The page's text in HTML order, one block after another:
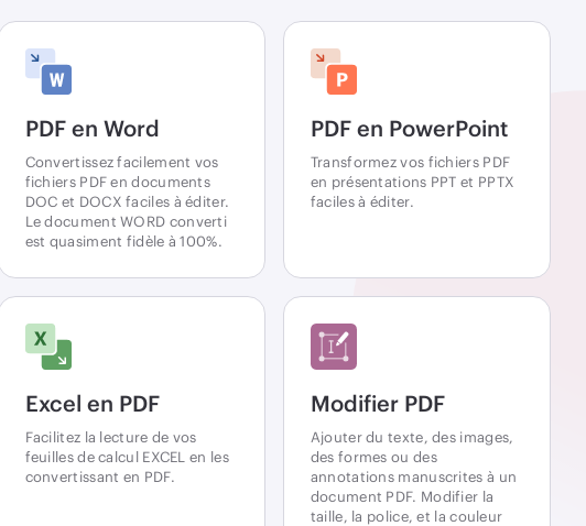
PDF en Word
Convertissez facilement vos
fichiers PDF en documents
DOC et DOCX faciles à éditer.
Le document WORD converti
est quasiment fidèle à 100%.
PDF en PowerPoint
Transformez vos fichiers PDF
en présentations PPT et PPTX
faciles à éditer.
Excel en PDF
Facilitez la lecture de vos
feuilles de calcul EXCEL en les
convertissant en PDF.
Modifier PDF
Ajouter du texte, des images,
des formes ou des
annotations manuscrites à un
document PDF. Modifier la
taille, la police, et la couleur